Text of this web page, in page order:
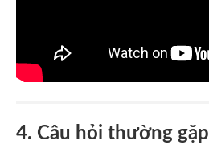
4. Câu hỏi thường gặp